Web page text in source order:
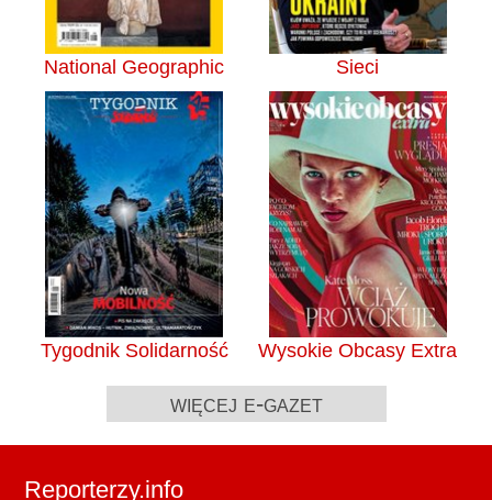
National Geographic Sieci
Tygodnik Solidarność Wysokie Obcasy Extra
więcej e-gazet
Reporterzy.info